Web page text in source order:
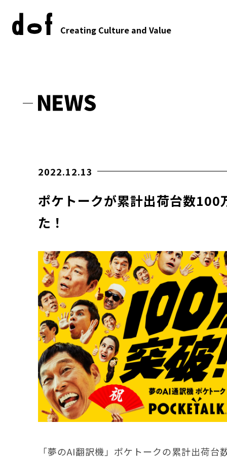
Creating Culture and Value
2022.12.13
ポケトークが累計出荷台数100
た！
「夢のAI翻訳機」ポケトークの累計出荷